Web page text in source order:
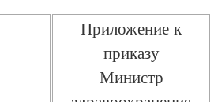
Приложение к
приказу
Министр